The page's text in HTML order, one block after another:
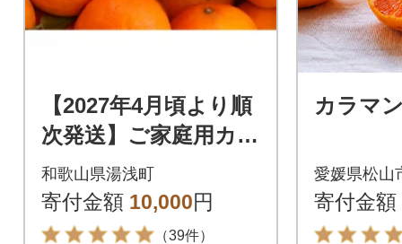
【2027年4月頃より順
次発送】ご家庭用カラ
マンダリン箱込み5kg
(サイズおまかせ)
和歌山県湯浅町
寄付金額 10,000円
（39件）
カラマ
愛媛県松山
寄付金額